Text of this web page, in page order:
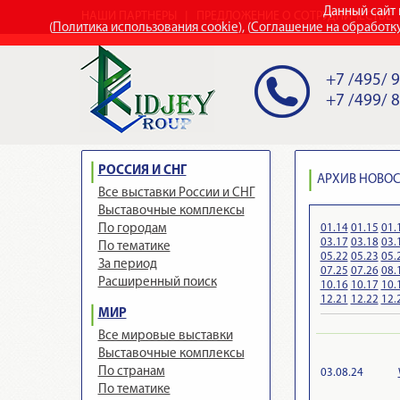
Данный сайт
(Политика использования cookie), (Соглашение на
ПРЕДЛОЖЕНИЕ О СОТРУДНИЧЕСТВЕ
+7 /495/
+7 /499/
РОССИЯ И СНГ
Все выставки России и СНГ
Выставочные комплексы
По городам
По тематике
За период
Расширенный поиск
МИР
Все мировые выставки
Выставочные комплексы
По странам
По тематике
АРХИВ
01.14 01.15
03.17 03.18
05.22 05.23
07.25 07.26
10.16 10.17
12.21
12.22
03.08.24